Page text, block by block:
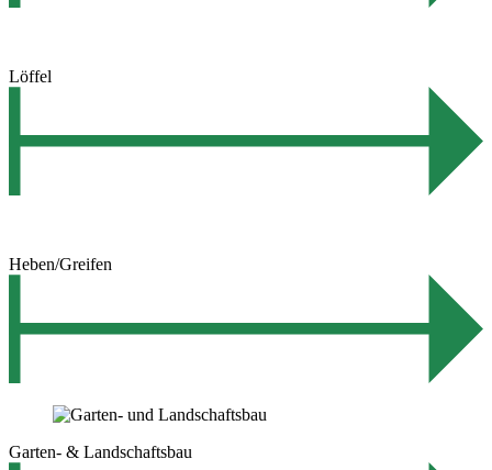
Löffel
Heben/Greifen
Garten- & Landschaftsbau